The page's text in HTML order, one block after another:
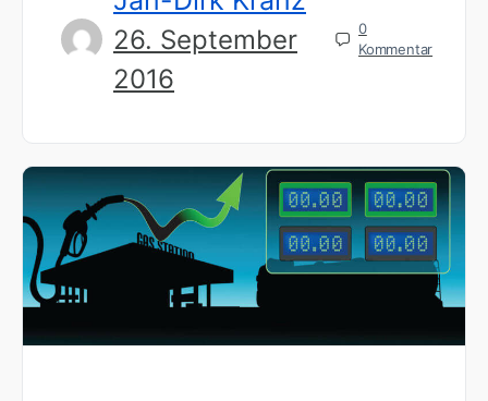
26. September
2016
0
Kommentar